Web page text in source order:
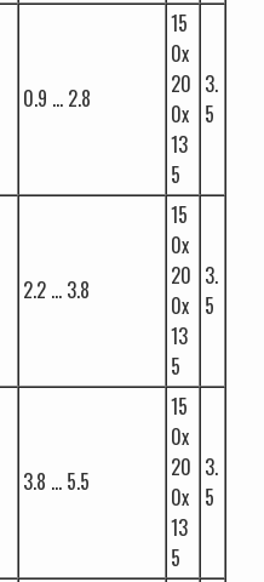
0.9 … 2.8
15
0х
20
0х
13
5
3.
5
2.2 … 3.8
15
0х
20
0х
13
5
3.
5
3.8 … 5.5
15
0х
20
0х
13
5
3.
5